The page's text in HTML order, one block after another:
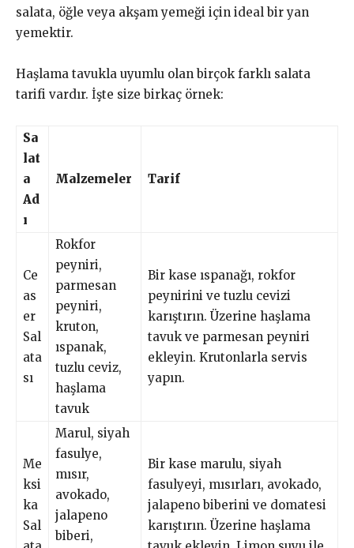
salata, öğle veya akşam yemeği için ideal bir yan
yemektir.
Haşlama tavukla uyumlu olan birçok farklı salata
tarifi vardır. İşte size birkaç örnek:
Sa
lat
a
Ad
ı
Malzemeler Tarif
Ce
as
er
Sal
ata
sı
Rokfor
peyniri,
parmesan
peyniri,
kruton,
ıspanak,
tuzlu ceviz,
haşlama
tavuk
Bir kase ıspanağı, rokfor
peynirini ve tuzlu cevizi
karıştırın. Üzerine haşlama
tavuk ve parmesan peyniri
ekleyin. Krutonlarla servis
yapın.
Me
ksi
ka
Sal
Marul, siyah
fasulye,
mısır,
avokado,
jalapeno
biberi,
Bir kase marulu, siyah
fasulyeyi, mısırları, avokado,
jalapeno biberini ve domatesi
karıştırın. Üzerine haşlama